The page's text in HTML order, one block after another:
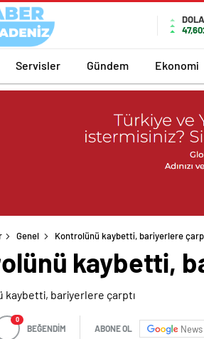
Servisler Gündem Ekonomi
Genel Kontrolünü kaybetti, bariyerlere
kaybetti,
0
BEĞENDİM ABONE OL News